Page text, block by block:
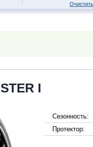
I
Сезонность:
Протектор: